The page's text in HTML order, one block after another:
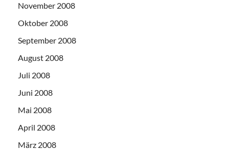
November 2008
Oktober 2008
September 2008
August 2008
Juli 2008
Juni 2008
Mai 2008
April 2008
März 2008